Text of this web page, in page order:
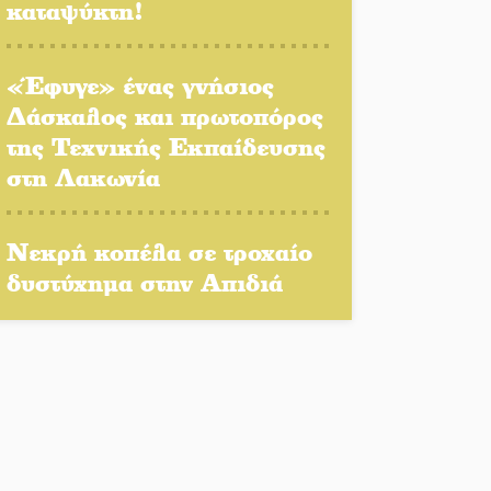
της Τεχνικής Εκπαίδευσης
στη Λακωνία
«Κλειστά» ανοιχτά
προαύλια στον Δ. Σπάρτης;
Δεκαπενταύγουστος στην
Πετρίνα: Αντάμωμα με
μουσική, χορό και
παράδοση
Σωτήρια επέμβαση για
καταψύκτη!
«Έφυγε» ένας γνήσιος
Δάσκαλος και πρωτοπόρος
της Τεχνικής Εκπαίδευσης
στη Λακωνία
Νεκρή κοπέλα σε τροχαίο
δυστύχημα στην Απιδιά